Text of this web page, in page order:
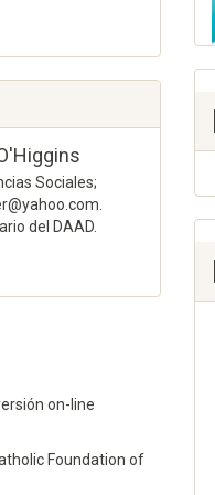
Sociales;
del DAAD.
0
DE
on-line
Foundation of